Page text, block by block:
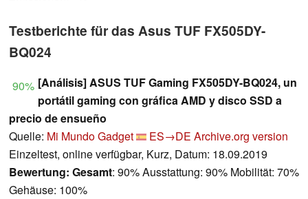
Testberichte für das Asus TUF FX505DY-
BQ024
90% [Análisis] ASUS TUF Gaming FX505DY-BQ024, un
portátil gaming con gráfica AMD y disco SSD a
precio de ensueño
Quelle: Mi Mundo Gadget ES→DE Archive.org version
Einzeltest, online verfügbar, Kurz, Datum: 18.09.2019
Bewertung: Gesamt: 90% Ausstattung: 90% Mobilität: 70%
Gehäuse: 100%